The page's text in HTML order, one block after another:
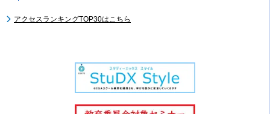
アクセスランキングTOP30はこちら